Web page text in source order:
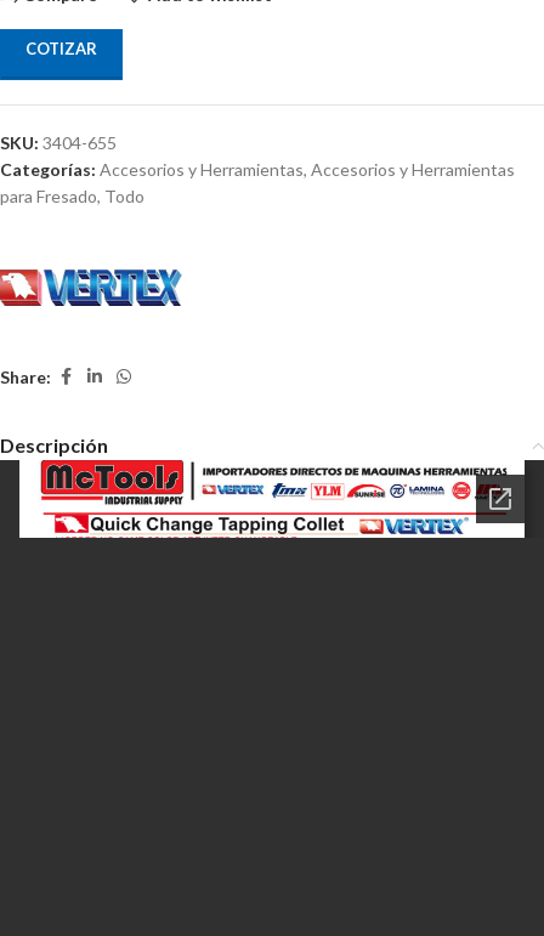
COTIZAR
SKU: 3404-655
Categorías: Accesorios y Herramientas, Accesorios y Herramientas
para Fresado, Todo
Share:
Descripción